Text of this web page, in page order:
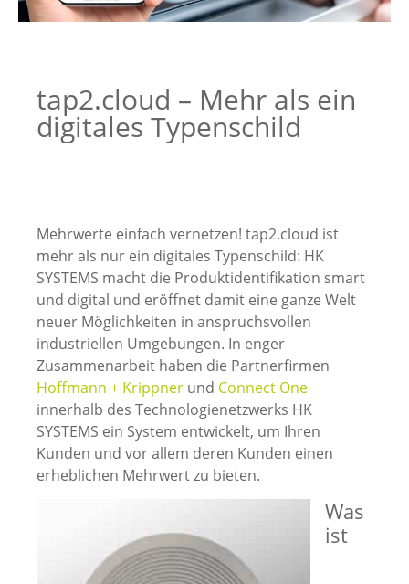
tap2.cloud – Mehr als ein
digitales Typenschild
Mehrwerte einfach vernetzen! tap2.cloud ist
mehr als nur ein digitales Typenschild: HK
SYSTEMS macht die Produktidentifikation smart
und digital und eröffnet damit eine ganze Welt
neuer Möglichkeiten in anspruchsvollen
industriellen Umgebungen. In enger
Zusammenarbeit haben die Partnerfirmen
Hoffmann + Krippner und Connect One
innerhalb des Technologienetzwerks HK
SYSTEMS ein System entwickelt, um Ihren
Kunden und vor allem deren Kunden einen
erheblichen Mehrwert zu bieten.
Was
ist